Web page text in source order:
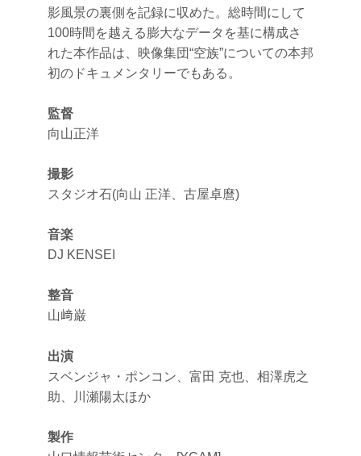
影風景の裏側を記録に収めた。総時間にして
100時間を越える膨大なデータを基に構成さ
れた本作品は、映像集団“空族”についての本邦
初のドキュメンタリーでもある。
監督
向山正洋
撮影
スタジオ石(向山 正洋、古屋卓麿)
音楽
DJ KENSEI
整音
山﨑巌
出演
スベンジャ・ポンコン、富田 克也、相澤虎之
助、川瀬陽太ほか
製作